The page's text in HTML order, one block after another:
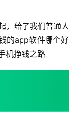
，给了我们普通
的app软件哪个
机挣钱之路!